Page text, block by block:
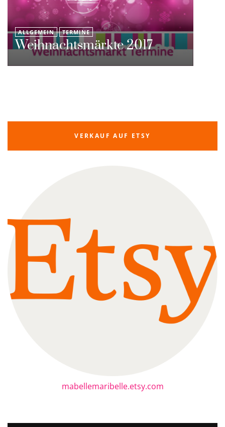
ALLGEMEIN TERMINE
Weihnachtsmärkte 2017
VERKAUF AUF ETSY
mabellemaribelle.etsy.com